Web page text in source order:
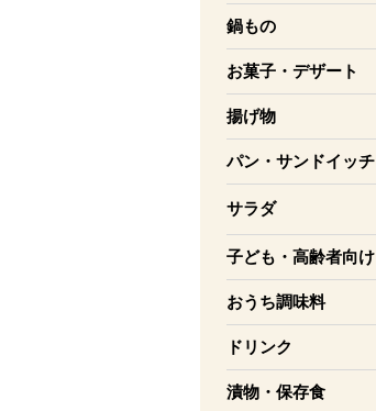
鍋もの
を開く
お菓子・デザート
を開く
揚げ物
を開く
パン・サンドイッチ
を開く
サラダ
子ども・高齢者向け
を開く
おうち調味料
を開く
ドリンク
を開く
漬物・保存食
を開く